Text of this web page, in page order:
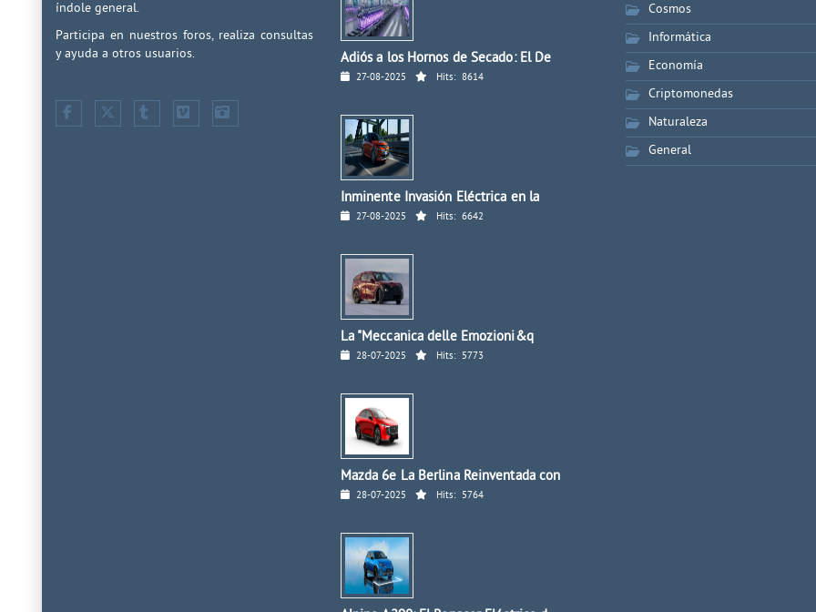
índole general.
Participa en nuestros foros, realiza consultas
y ayuda a otros usuarios.
Adiós a los Hornos de Secado: El De
27-08-2025 Hits: 8614
Inminente Invasión Eléctrica en la
27-08-2025 Hits: 6642
La "Meccanica delle Emozioni&q
28-07-2025 Hits: 5773
Mazda 6e La Berlina Reinventada con
28-07-2025 Hits: 5764
Cosmos
Informática
Economía
Criptomonedas
Naturaleza
General